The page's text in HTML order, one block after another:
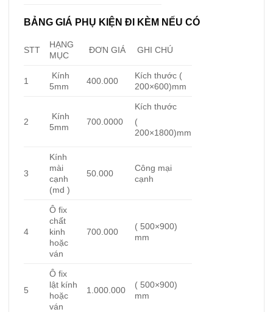
BẢNG GIÁ PHỤ KIỆN ĐI KÈM NẾU CÓ
STT
HẠNG
MỤC
ĐƠN GIÁ GHI CHÚ
1
Kính
5mm
400.000
Kích thước (
200×600)mm
2
Kính
5mm
700.0000
Kích thước
(
200×1800)mm
3
Kính
mài
cạnh
(md )
50.000
Công mại
cạnh
4
Ô fix
chất
kinh
hoặc
ván
700.000
( 500×900)
mm
5
Ô fix
lật kính
hoặc
ván
1.000.000
( 500×900)
mm